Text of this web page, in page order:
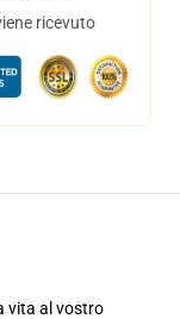
ricevuto
vita al vostro